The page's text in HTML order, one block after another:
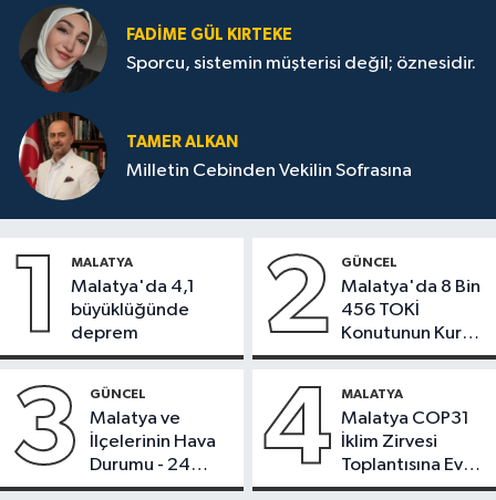
FADIME GÜL KIRTEKE
Sporcu, sistemin müşterisi değil; öznesidir.
TAMER ALKAN
Milletin Cebinden Vekilin Sofrasına
1 MALATYA
Malatya'da 4,1
büyüklüğünde
deprem
2 GÜNCEL
Malatya'da 8 Bin
456 TOKİ
Konutunun Kurası
Bugün Çekiliyor
3 GÜNCEL
Malatya ve
İlçelerinin Hava
Durumu - 24
Temmuz 2026
4 MALATYA
Malatya COP31
İklim Zirvesi
Toplantısına Ev
Sahipliği Yaptı